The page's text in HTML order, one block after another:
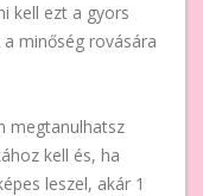
kell ezt a gyors
minőség rovására
megtanulhatsz
kell és, ha
leszel, akár 1